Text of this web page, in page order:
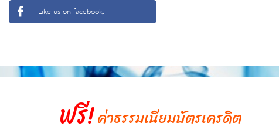
Like us on facebook.
ฟรี!ค่าธรรมเนียมบัตรเครดิต